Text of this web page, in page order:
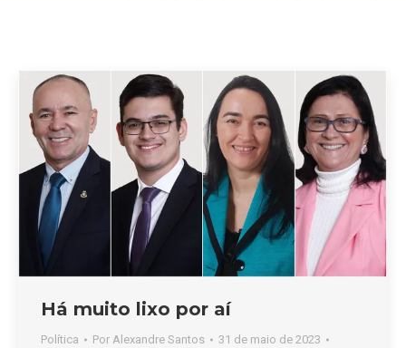
Há muito lixo por aí
Política Por Alexandre Santos
31 de maio de 2023